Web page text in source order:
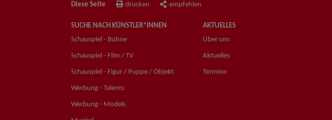
Diese Seite drucken empfehlen
SUCHE NACH KÜNSTLER*INNEN
Schauspiel - Bühne
Schauspiel - Film / TV
Schauspiel - Figur / Puppe / Objekt
Werbung - Talents
Werbung - Models
AKTUELLES
Über uns
Aktuelles
Termine